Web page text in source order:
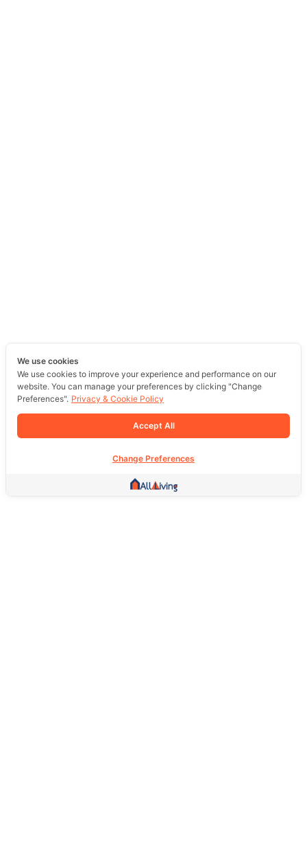
We use cookies
We use cookies to improve your experience and performance on our
website. You can manage your preferences by clicking "Change
Preferences". Privacy & Cookie Policy
Accept All
Change Preferences